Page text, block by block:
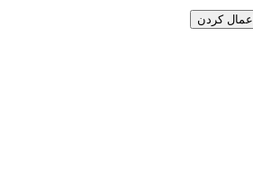
اعمال کردن